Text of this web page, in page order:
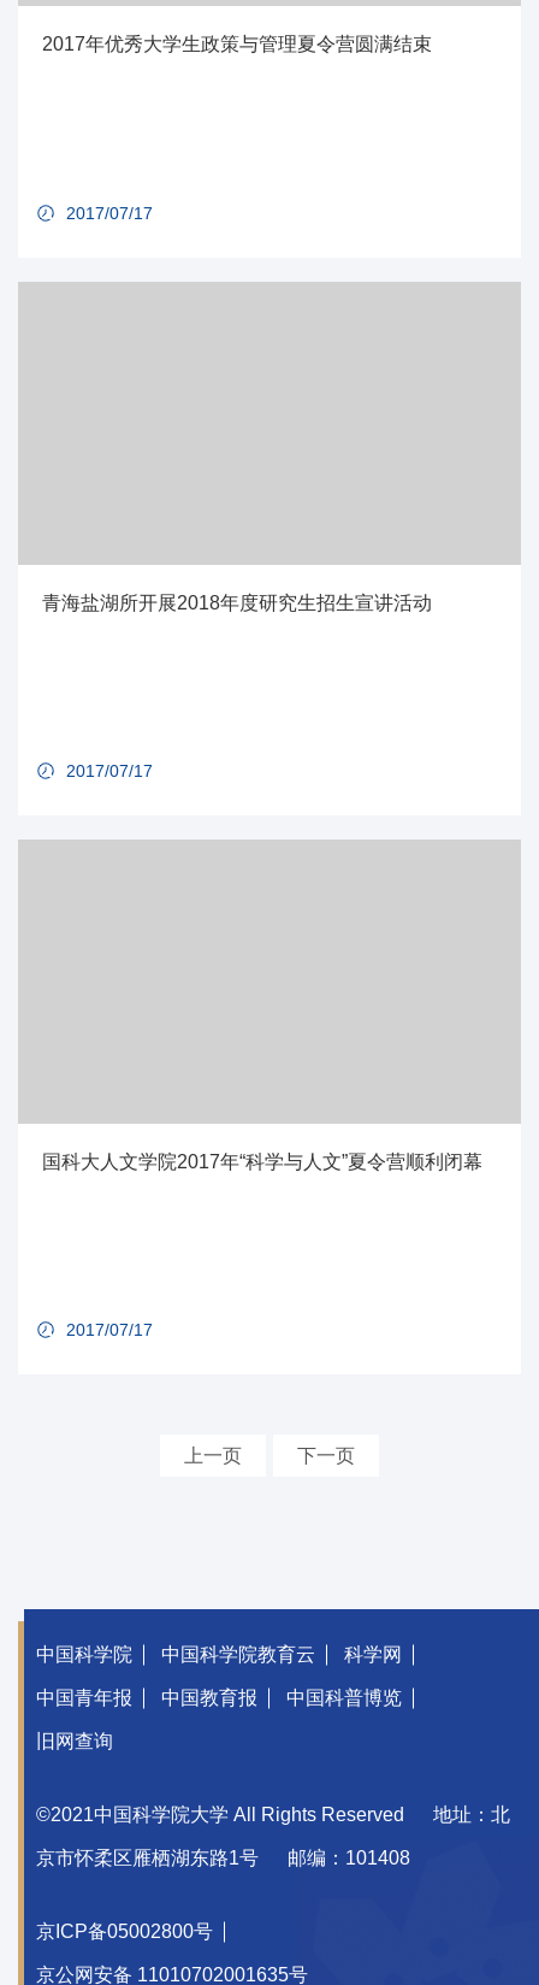
2017年优秀大学生政策与管理夏令营圆满结束
2017/07/17
青海盐湖所开展2018年度研究生招生宣讲活动
2017/07/17
国科大人文学院2017年“科学与人文”夏令营顺利闭幕
2017/07/17
上一页 下一页
中国科学院 中国科学院教育云 科学网
中国青年报 中国教育报 中国科普博览
旧网查询
©2021中国科学院大学 All Rights Reserved 地址：北
京市怀柔区雁栖湖东路1号 邮编：101408
京ICP备05002800号
京公网安备 11010702001635号